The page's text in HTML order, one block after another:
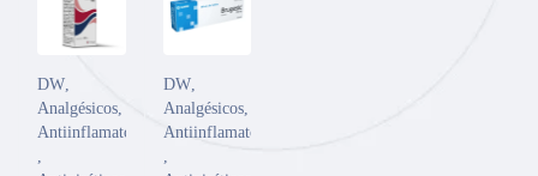
DW,
Analgésicos,
Antiinflamatorios
,
DW,
Analgésicos,
Antiinflamatorios
,